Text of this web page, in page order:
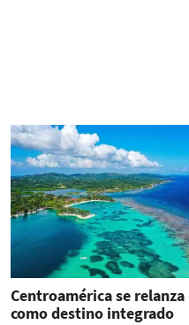
Centroamérica se relanza
como destino integrado